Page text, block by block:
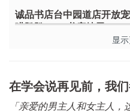
诚品书店台中园道店开放
喵趴趴Go」书店特展
显
在学会说再见前，我
「亲爱的男主人和女主人